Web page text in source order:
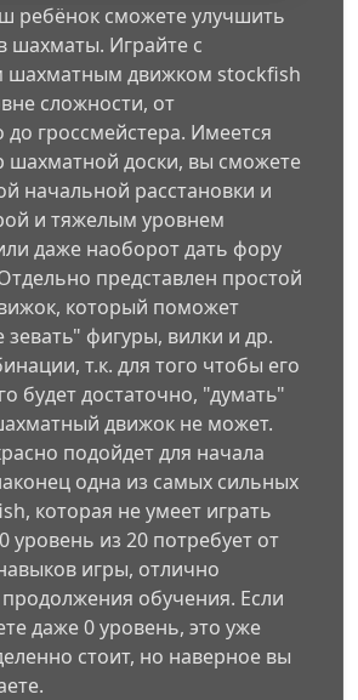
ребёнок сможете улучшить
шахматы. Играйте с
шахматным движком stockfish
сложности, от
гроссмейстера. Имеется
шахматной доски, вы сможете
начальной расстановки и
и тяжелым уровнем
даже наоборот дать фору
представлен простой
который поможет
зевать" фигуры, вилки и др.
т.к. для того чтобы его
будет достаточно, "думать"
движок не может.
подойдет для начала
одна из самых сильных
которая не умеет играть
уровень из 20 потребует от
игры, отлично
обучения. Если
даже 0 уровень, это уже
стоит, но наверное вы